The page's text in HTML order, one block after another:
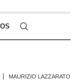
MAURIZIO LAZZARATO